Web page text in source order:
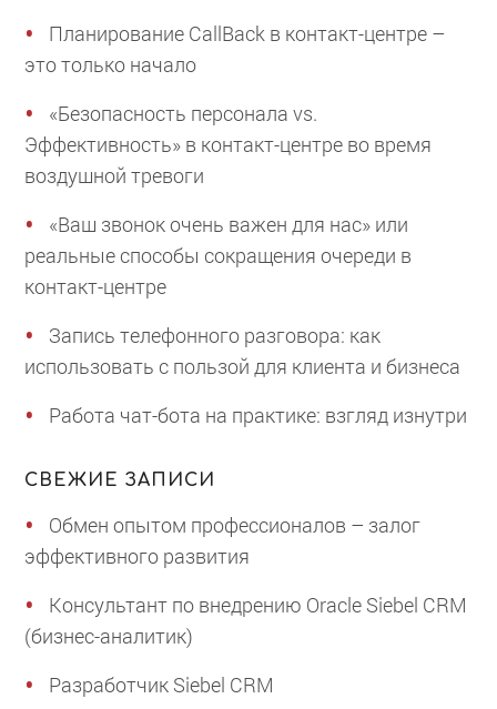
Планирование CallBack в контакт-центре –
это только начало
«Безопасность персонала vs.
Эффективность» в контакт-центре во время
воздушной тревоги
«Ваш звонок очень важен для нас» или
реальные способы сокращения очереди в
контакт-центре
Запись телефонного разговора: как
использовать с пользой для клиента и бизнеса
Работа чат-бота на практике: взгляд изнутри
СВЕЖИЕ ЗАПИСИ
Обмен опытом профессионалов – залог
эффективного развития
Консультант по внедрению Oracle Siebel CRM
(бизнес-аналитик)
Разработчик Siebel CRM